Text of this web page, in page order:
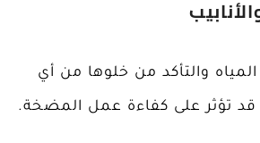
والتأكد من خلوها من أي
تؤثر على كفاءة عمل المضخة.